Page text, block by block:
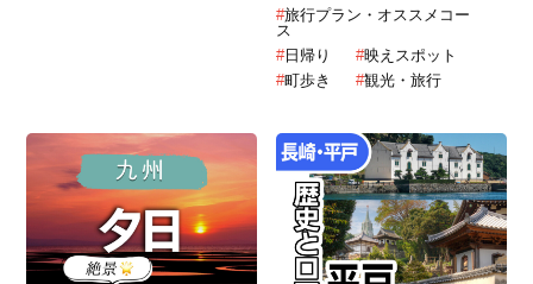
#旅行プラン・オススメコー
ス
#日帰り #映えスポット
#町歩き #観光・旅行